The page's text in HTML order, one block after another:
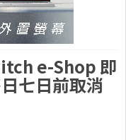
e-Shop 即
七日前取消